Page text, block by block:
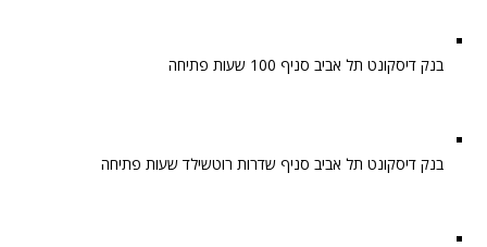
בנק דיסקונט תל אביב סניף 100 שעות פתיחה
בנק דיסקונט תל אביב סניף שדרות רוטשילד שעות פתיחה